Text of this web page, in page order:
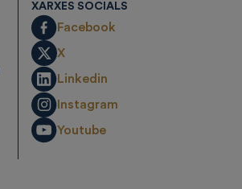
XARXES SOCIALS
Facebook
X
Linkedin
Instagram
Youtube